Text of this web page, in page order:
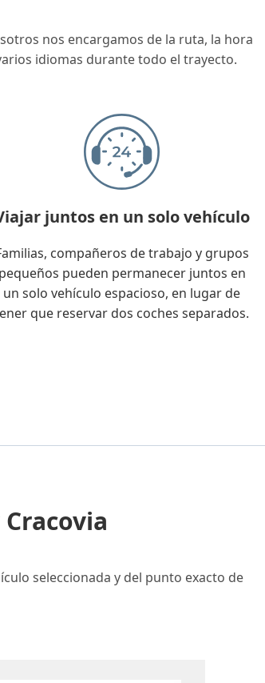
nos encargamos de la ruta, la hora
idiomas durante todo el trayecto.
juntos en un solo vehículo
compañeros de trabajo y grupos
pequeños pueden permanecer juntos en
un solo vehículo espacioso, en lugar de
que reservar dos coches separados.
seleccionada y del punto exacto de